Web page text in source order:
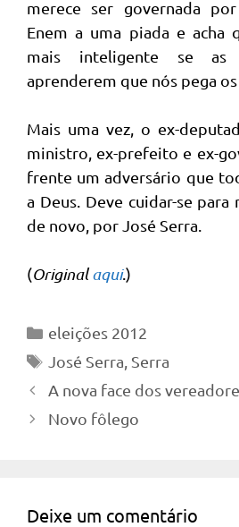
merece ser governada
Enem a uma piada e acha
mais inteligente se as
aprenderem que nós pega os
Mais uma vez, o ex-
ministro, ex-prefeito e ex-
frente um adversário que
a Deus. Deve cuidar-se para
de novo, por José Serra.
(Originalaqui.)
Categorias
eleições 2012
Tags
José Serra Serra
A nova face dos
Novo fôlego
Deixe um comentário